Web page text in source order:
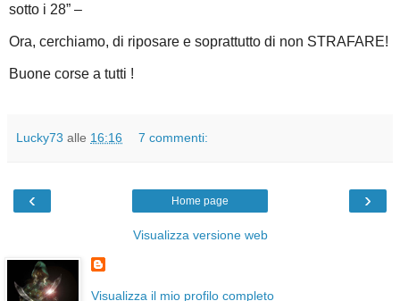
sotto i 28” –
Ora, cerchiamo, di riposare e soprattutto di non STRAFARE!
Buone corse a tutti !
Lucky73 alle 16:16 7 commenti:
‹ ›
Home page
Visualizza versione web
Visualizza il mio profilo completo